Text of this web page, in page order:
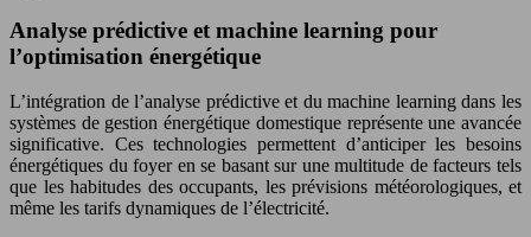
Analyse prédictive et machine learning pour
l’optimisation énergétique
L’intégration de l’analyse prédictive et du machine learning dans les
systèmes de gestion énergétique domestique représente une avancée
significative. Ces technologies permettent d’anticiper les besoins
énergétiques du foyer en se basant sur une multitude de facteurs tels
que les habitudes des occupants, les prévisions météorologiques, et
même les tarifs dynamiques de l’électricité.